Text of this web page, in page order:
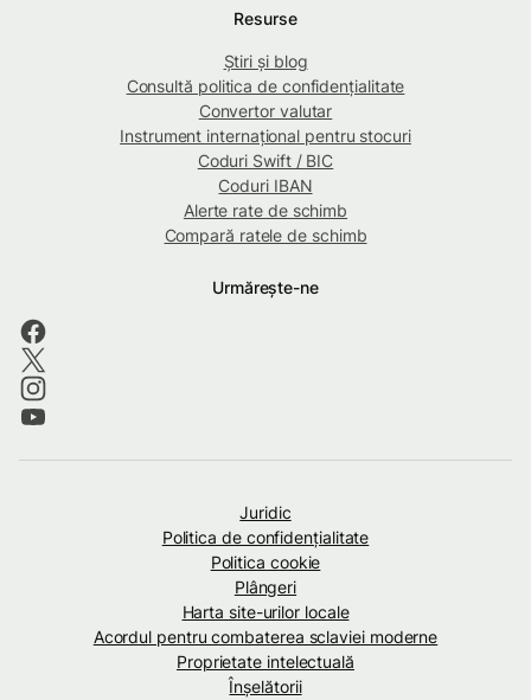
Resurse
Știri și blog
Consultă politica de confidențialitate
Convertor valutar
Instrument internațional pentru stocuri
Coduri Swift / BIC
Coduri IBAN
Alerte rate de schimb
Compară ratele de schimb
Urmărește-ne
Juridic
Politica de confidenţialitate
Politica cookie
Plângeri
Harta site-urilor locale
Acordul pentru combaterea sclaviei moderne
Proprietate intelectuală
Înșelătorii